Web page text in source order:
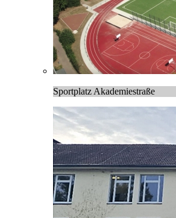
Sportplatz Akademiestraße